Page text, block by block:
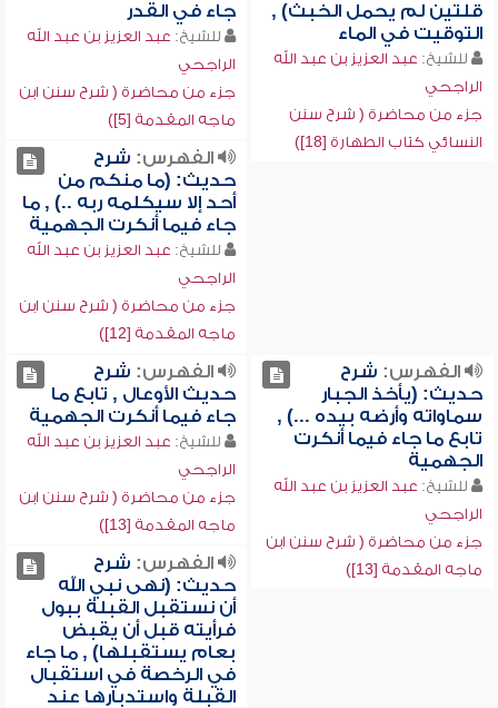
قلتين لم يحمل الخبث) ,
التوقيت في الماء
للشيخ: عبد العزيز بن عبد الله
الراجحي
جزء من محاضرة ( شرح سنن
النسائي كتاب الطهارة [18])
جاء في القدر
للشيخ: عبد العزيز بن عبد الله
الراجحي
جزء من محاضرة ( شرح سنن ابن
ماجه المقدمة [5])
الفهرس: شرح
حديث: (ما منكم من
أحد إلا سيكلمه ربه ..) , ما
جاء فيما أنكرت الجهمية
للشيخ: عبد العزيز بن عبد الله
الراجحي
جزء من محاضرة ( شرح سنن ابن
ماجه المقدمة [12])
الفهرس: شرح
حديث: (يأخذ الجبار
سماواته وأرضه بيده ...) ,
تابع ما جاء فيما أنكرت
الجهمية
للشيخ: عبد العزيز بن عبد الله
الراجحي
جزء من محاضرة ( شرح سنن ابن
ماجه المقدمة [13])
الفهرس: شرح
حديث الأوعال , تابع ما
جاء فيما أنكرت الجهمية
للشيخ: عبد العزيز بن عبد الله
الراجحي
جزء من محاضرة ( شرح سنن ابن
ماجه المقدمة [13])
الفهرس: شرح
حديث: (نهى نبي الله
أن نستقبل القبلة ببول
فرأيته قبل أن يقبض
بعام يستقبلها) , ما جاء
في الرخصة في استقبال
القبلة واستدبارها عند